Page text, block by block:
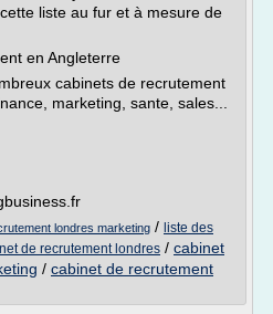
liste au fur et à mesure de
en Angleterre
cabinets de recrutement
marketing, sante, sales...
londres marketing / liste des
de recrutement londres / cabinet
/ cabinet de recrutement